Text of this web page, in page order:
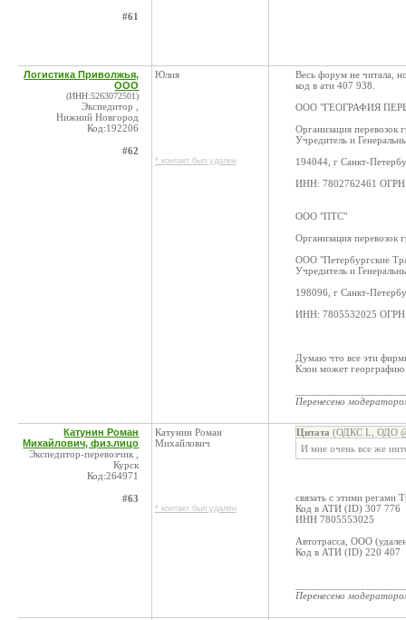
#61
Логистика Приволжья,
ООО
(ИНН:5263072501)
Экспедитор ,
Нижний Новгород
Код:192206
#62
Юлия
* контакт был удален
Весь форум не читала,
код в ати 407 938.
ООО "ГЕОГРАФИЯ
Организация перевозок
Учредитель и
194044, г Санкт-
ИНН: 7802762461
ООО "ПТС"
Организация перевозок
ООО "Петербургские
Учредитель и
198096, г Санкт-
ИНН: 7805532025
Думаю что все эти
Клон может
Перенесено
Катунин Роман
Михайлович, физ.лицо
Экспедитор-перевозчик ,
Курск
Код:264971
#63
Катунин Роман
Михайлович
* контакт был удален
Цитата (ОДКС L, ОДО
И мне очень все же
связать с этими регами
Код в АТИ (ID) 307 776
ИНН 7805553025
Автотрасса, ООО
Код в АТИ (ID) 220 407
Перенесено